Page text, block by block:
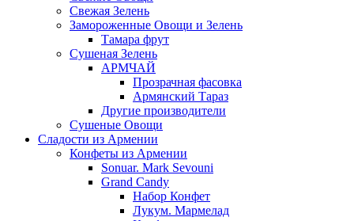
Свежая Зелень
Замороженные Овощи и Зелень
Тамара фрут
Сушеная Зелень
АРМЧАЙ
Прозрачная фасовка
Армянский Тараз
Другие производители
Сушеные Овощи
Сладости из Армении
Конфеты из Армении
Sonuar. Mark Sevouni
Grand Candy
Набор Конфет
Лукум. Мармелад